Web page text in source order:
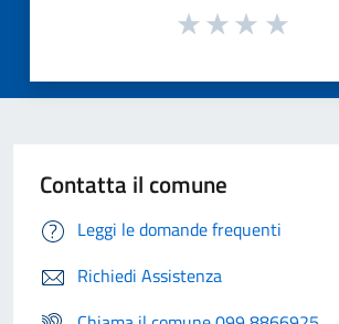
Contatta il comune
Leggi le domande frequenti
Richiedi Assistenza